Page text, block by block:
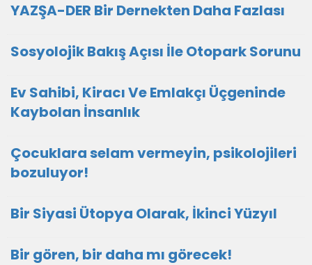
YAZŞA-DER Bir Dernekten Daha Fazlası
Sosyolojik Bakış Açısı İle Otopark Sorunu
Ev Sahibi, Kiracı Ve Emlakçı Üçgeninde
Kaybolan İnsanlık
Çocuklara selam vermeyin, psikolojileri
bozuluyor!
Bir Siyasi Ütopya Olarak, İkinci Yüzyıl
Bir gören, bir daha mı görecek!